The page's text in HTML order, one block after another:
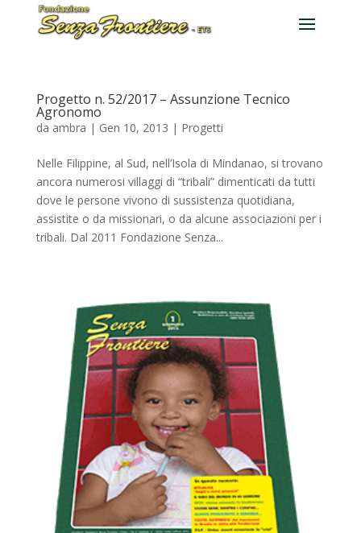
Progetto n. 52/2017 – Assunzione Tecnico
Agronomo
da ambra | Gen 10, 2013 | Progetti
Nelle Filippine, al Sud, nell’Isola di Mindanao, si trovano
ancora numerosi villaggi di “tribali” dimenticati da tutti
dove le persone vivono di sussistenza quotidiana,
assistite o da missionari, o da alcune associazioni per i
tribali. Dal 2011 Fondazione Senza...